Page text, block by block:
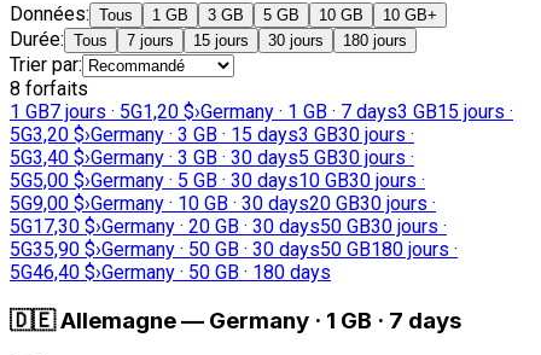
Données: Tous 1 GB 3 GB 5 GB 10 GB 10 GB+
Durée: Tous 7 jours 15 jours 30 jours 180 jours
Trier par:
8 forfaits
1 GB7 jours · 5G1,20 $›Germany · 1 GB · 7 days3 GB15 jours ·
5G3,20 $›Germany · 3 GB · 15 days3 GB30 jours ·
5G3,40 $›Germany · 3 GB · 30 days5 GB30 jours ·
5G5,00 $›Germany · 5 GB · 30 days10 GB30 jours ·
5G9,00 $›Germany · 10 GB · 30 days20 GB30 jours ·
5G17,30 $›Germany · 20 GB · 30 days50 GB30 jours ·
5G35,90 $›Germany · 50 GB · 30 days50 GB180 jours ·
5G46,40 $›Germany · 50 GB · 180 days
🇩🇪Allemagne— Germany · 1 GB · 7 days